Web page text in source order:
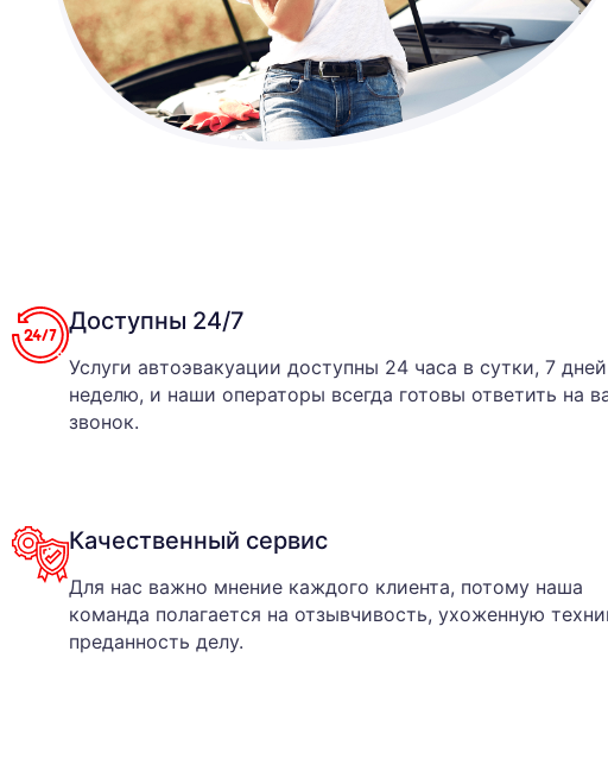
Доступны 24/7
Услуги автоэвакуации доступны 24 часа в сутки, 7
неделю, и наши операторы всегда готовы ответить на
звонок.
Качественный сервис
Для нас важно мнение каждого клиента, потому наша
команда полагается на отзывчивость, ухоженную
преданность делу.